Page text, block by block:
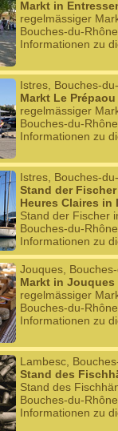
Markt in
regelmässiger
Bouches-du-
Informationen zu
Istres, Bouches-
Markt Le
regelmässiger
Bouches-du-
Informationen zu
Istres, Bouches-
Stand der
Heures Claires in
Stand der Fischer
Bouches-du-
Informationen zu
Jouques,
Markt in Jouques
regelmässiger
Bouches-du-
Informationen zu
Lambesc,
Stand des
Stand des
Bouches-du-
Informationen zu